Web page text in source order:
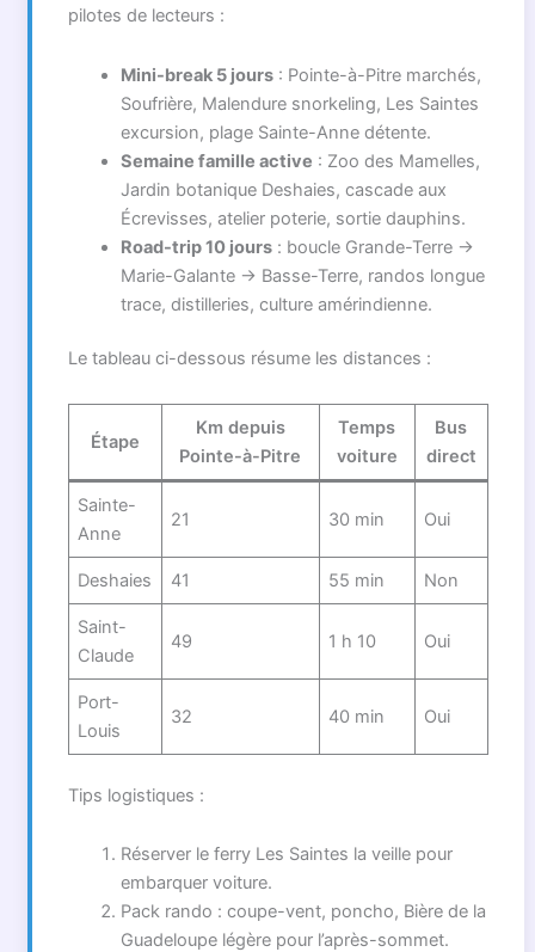
pilotes de lecteurs :
Mini-break 5 jours: Pointe-à-Pitre marchés,
Soufrière, Malendure snorkeling, Les Saintes
excursion, plage Sainte-Anne détente.
Semaine famille active : Zoo des Mamelles,
Jardin botanique Deshaies, cascade aux
Écrevisses, atelier poterie, sortie dauphins.
Road-trip 10 jours: boucle Grande-Terre →
Marie-Galante → Basse-Terre, randos longue
trace, distilleries, culture amérindienne.
Le tableau ci-dessous résume les distances :
Étape
Km depuis
Pointe-à-Pitre
Temps
voiture
Bus
direct
Sainte-
Anne
21 30 min Oui
Deshaies 41 55 min Non
Saint-
Claude
49 1 h 10 Oui
Port-
Louis
32 40 min Oui
Tips logistiques :
Réserver le ferry Les Saintes la veille pour
embarquer voiture.
Pack rando : coupe-vent, poncho, Bière de la
Guadeloupe légère pour l’après-sommet.